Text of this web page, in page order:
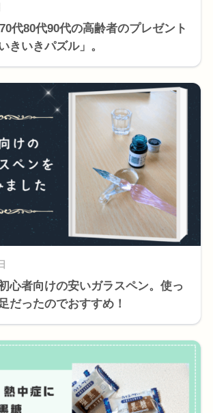
代80代90代の高齢者のプレゼント
きいきパズル」。
心者向けの安いガラスペン。使っ
だったのでおすすめ！